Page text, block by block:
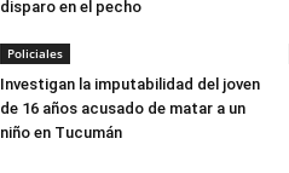
disparo en el pecho
Policiales
Investigan la imputabilidad del joven
de 16 años acusado de matar a un
niño en Tucumán